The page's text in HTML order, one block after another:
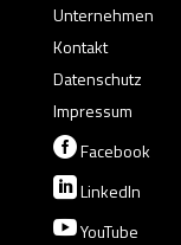
Unternehmen
Kontakt
Datenschutz
Impressum
Facebook
LinkedIn
YouTube